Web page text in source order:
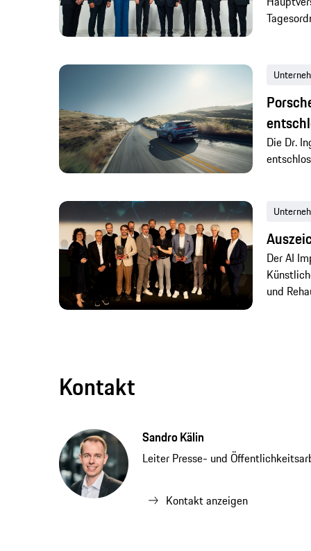
Die Dr.
Der AI
und
Kontakt
Sandro Kälin
Leiter Presse- und
Kontakt anzeigen